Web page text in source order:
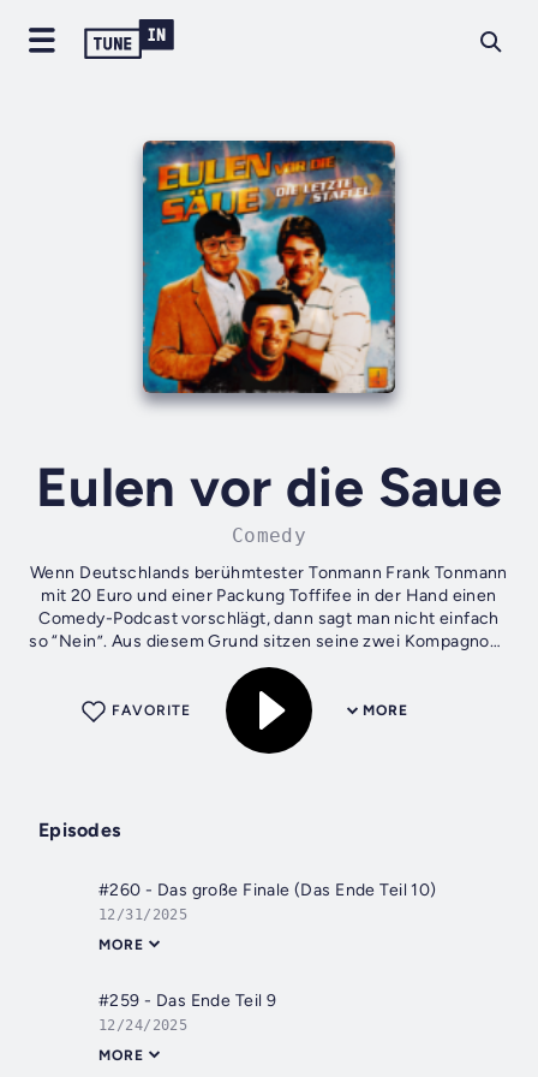
Eulen vor die Saue
Comedy
Wenn Deutschlands berühmtester Tonmann Frank Tonmann
mit 20 Euro und einer Packung Toffifee in der Hand einen
Comedy-Podcast vorschlägt, dann sagt man nicht einfach
so “Nein”. Aus diesem Grund sitzen seine zwei Kompagnons
Thomas Martiens...
MORE
FAVORITE
Episodes
#260 - Das große Finale (Das Ende Teil 10)
12/31/2025
MORE
#259 - Das Ende Teil 9
12/24/2025
MORE